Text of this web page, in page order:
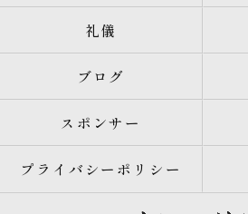
礼儀
ブログ
スポンサー
プライバシーポリシー